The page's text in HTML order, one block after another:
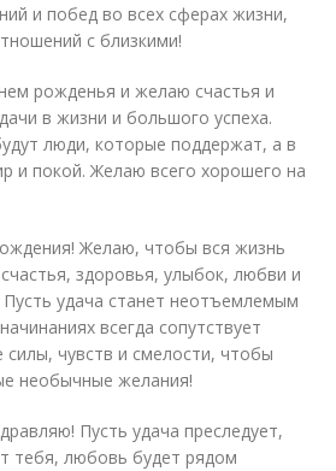
и побед во всех сферах жизни,
с близкими!
рожденья и желаю счастья и
в жизни и большого успеха.
люди, которые поддержат, а в
и покой. Желаю всего хорошего на
Желаю, чтобы вся жизнь
здоровья, улыбок, любви и
удача станет неотъемлемым
всегда сопутствует
силы, чувств и смелости, чтобы
необычные желания!
Пусть удача преследует,
тебя, любовь будет рядом